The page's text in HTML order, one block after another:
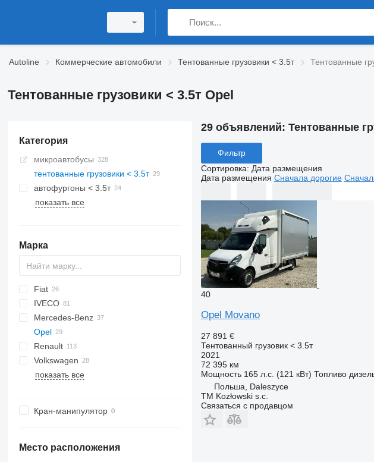
Autoline Коммерческие автомобили Тентованные грузовики < 3.5т Тентованные
Тентованные грузовики < 3.5т Opel
Категория
микроавтобусы
тентованные грузовики < 3.5т
автофургоны < 3.5т
показать все
Марка
Jumper
aCar
Fiat
Ducato
L-series
Transit
BJ
IVECO
Daily
ELF
M-Series
TGE
Deliver
Mercedes-Benz
Sprinter
Canter
Canter
Atlas
Cabstar
Opel
Movano
Movano 2.2
Movano 2.3
Boxer
Renault
K-series
Mascott
R-series
Dyna
Proace
Volkswagen
Crafter
показать все
Кран-манипулятор
Место расположения
29 объявлений: Тентованные
Фильтр
Сортировка: Дата размещения
Дата размещения Сначала дорогие
40
Opel Movano
27 891 €
Тентованный грузовик < 3.5т
2021
72 395 км
Мощность 165 л.с. (121 кВт) Топливо
Польша, Daleszyce
TM Kozłowski s.c.
Связаться с продавцом